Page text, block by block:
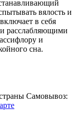
вялость и
в себя
расслабляющими
и
сна.
Самовывоз: